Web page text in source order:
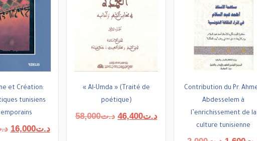
et Création:
tunisiens
Le
د.ت16,000
Le
« Al-Umda » (Traité de
poétique)
د.ت58,000
Le
د.ت46,400
Le
Contribution du Pr.
Abdesselem à
l’enrichissement de la
culture tunisienne